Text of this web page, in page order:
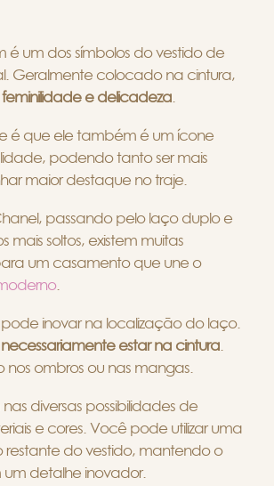
é um dos símbolos do vestido de
Geralmente colocado na cintura,
e delicadeza
é que ele também é um ícone
podendo tanto ser mais
maior destaque no traje.
passando pelo laço duplo e
mais soltos, existem muitas
um casamento que une o
.
inovar na localização do laço.
estar na cintura
nos ombros ou nas mangas.
diversas possibilidades de
e cores. Você pode utilizar uma
restante do vestido, mantendo o
detalhe inovador.